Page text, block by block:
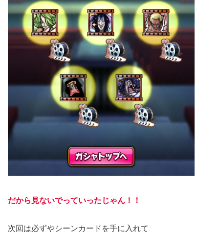
だから見ないでっていったじゃん！！
次回は必ずやシーンカードを手に入れて